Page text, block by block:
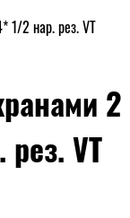
1/2 нар. рез. VT
2
VT